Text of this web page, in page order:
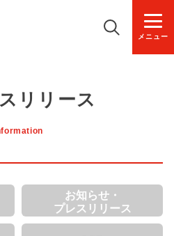
メニュー
リリース
お知らせ・
プレスリリース